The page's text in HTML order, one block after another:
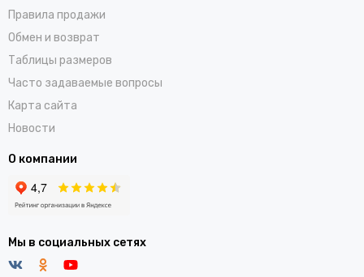
Правила продажи
Обмен и возврат
Таблицы размеров
Часто задаваемые вопросы
Карта сайта
Новости
О компании
Мы в социальных сетях